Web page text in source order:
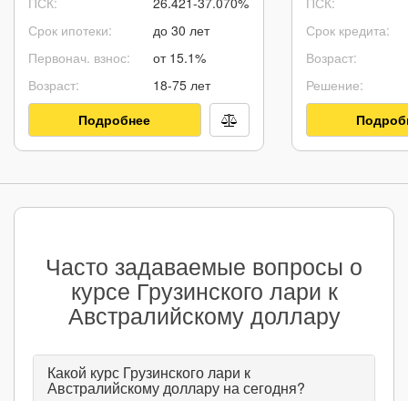
Срок ипотеки:
Первонач. взнос:
Возраст:
до 30 лет
от 15.1%
18-75 лет
Подробнее
Срок кредита:
Возраст:
Решение:
Часто задаваемые вопросы о
курсе Грузинского лари к
Австралийскому доллару
Какой курс Грузинского лари к
Австралийскому доллару на сегодня?